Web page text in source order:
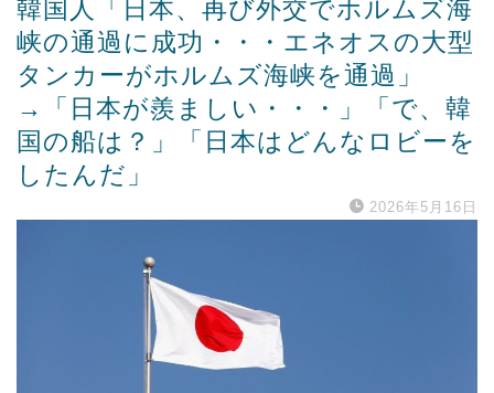
Powered by livedoor 相互RSS
韓国人「日本、再び外交でホルムズ海
峡の通過に成功・・・エネオスの大型
タンカーがホルムズ海峡を通過」
→「日本が羨ましい・・・」「で、韓
国の船は？」「日本はどんなロビーを
したんだ」
2026年5月16日